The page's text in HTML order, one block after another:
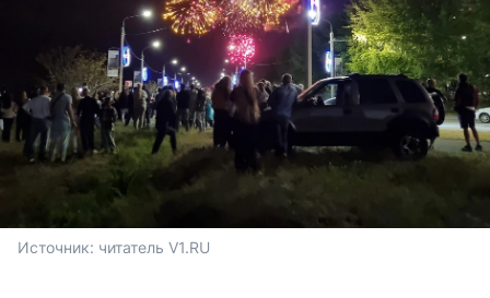
Источник: читатель V1.RU